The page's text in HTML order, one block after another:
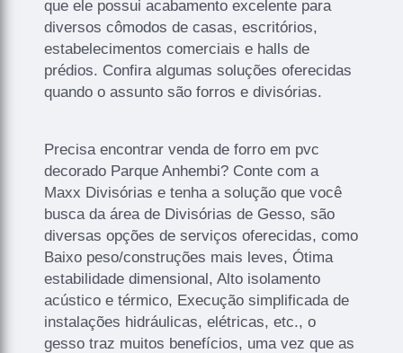
que ele possui acabamento excelente para
diversos cômodos de casas, escritórios,
estabelecimentos comerciais e halls de
prédios. Confira algumas soluções oferecidas
quando o assunto são forros e divisórias.
Precisa encontrar venda de forro em pvc
decorado Parque Anhembi? Conte com a
Maxx Divisórias e tenha a solução que você
busca da área de Divisórias de Gesso, são
diversas opções de serviços oferecidas, como
Baixo peso/construções mais leves, Ótima
estabilidade dimensional, Alto isolamento
acústico e térmico, Execução simplificada de
instalações hidráulicas, elétricas, etc., o
gesso traz muitos benefícios, uma vez que as